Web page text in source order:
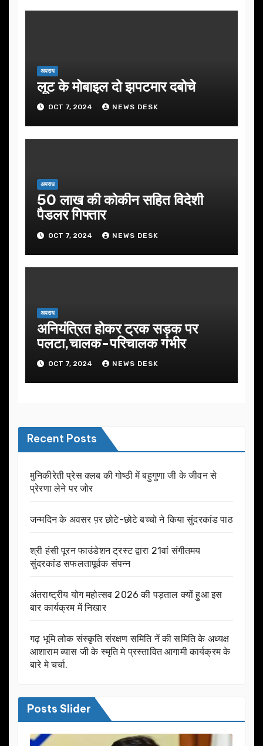
अपराध
लूट के मोबाइल दो झपटमार दबोचे
OCT 7, 2024 NEWS DESK
अपराध
50 लाख की कोकीन सहित विदेशी
पैडलर गिफ्तार
OCT 7, 2024 NEWS DESK
अपराध
अनियंत्रित होकर ट्रक सड़क पर
पलटा,चालक-परिचालक गंभीर
OCT 7, 2024 NEWS DESK
Recent Posts
मुनिकीरेती प्रेस क्लब की गोष्ठी में बहुगुणा जी के जीवन से
प्रेरणा लेने पर जोर
जन्मदिन के अवसर प़र छोटे-छोटे बच्चो ने किया सुंदरकांड पाठ
श्री हंसी पूरन फाउंडेशन ट्रस्ट द्वारा 21वां संगीतमय
सुंदरकांड सफलतापूर्वक संपन्न
अंतराष्ट्रीय योग महोत्सव 2026 की पड़ताल क्यों हुआ इस
बार कार्यक्रम में निखार
गढ़ भूमि लोक संस्कृति संरक्षण समिति नें की समिति के अध्यक्ष
आशाराम व्यास जी के स्मृति मे प्रस्तावित आगामी कार्यक्रम के
बारे मे चर्चा.
Posts Slider